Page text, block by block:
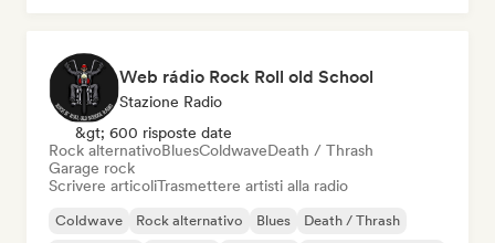
Web rádio Rock Roll old School
Stazione Radio
&gt; 600 risposte date
Rock alternativoBluesColdwaveDeath / Thrash
Garage rock
Scrivere articoliTrasmettere artisti alla radio
Coldwave Rock alternativo Blues
Death / Thrash